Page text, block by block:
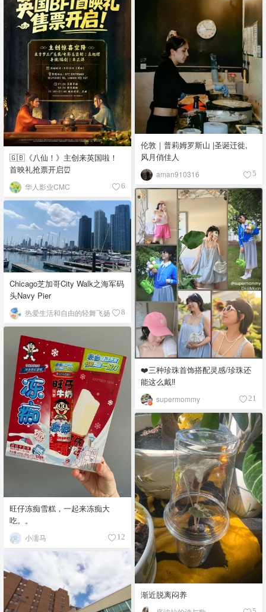
🇬🇧《八仙！》主创来英国啦！
首映礼抢票开启⏰
华人影业CMC 6
伦敦｜普莉姆罗斯山 |圣诞迁徙,
风月俏佳人
aman910316 5
❤️三种珍珠首饰搭配灵感/珍珠还
能这么戴‼️
supermommy 21
Chicago芝加哥City Walk之海军码
头Navy Pier
热爱生活和自由的轻舞飞扬 8
旺仔冻痴雪糕，一起来冻痴大
吃。。
小濡马 12
渐近脱离闷养